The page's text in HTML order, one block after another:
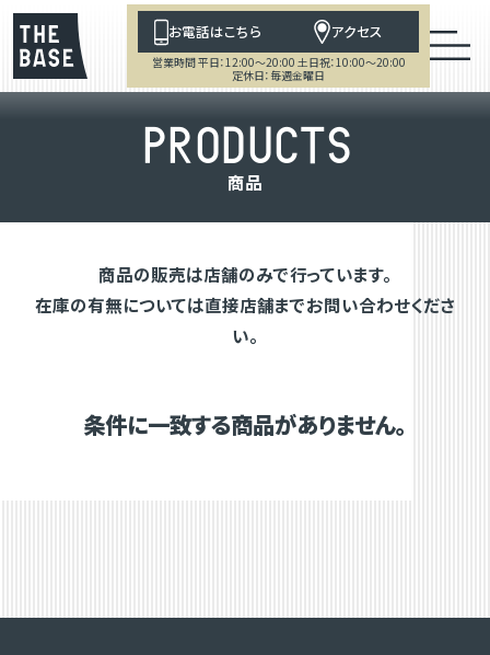
お電話はこちら アクセス
営業時間 平日：12:00～20:00 土日祝：10:00～20:00
定休日：毎週金曜日
PRODUCTS
商品
商品の販売は店舗のみで行っています。
在庫の有無については直接店舗までお問い合わせくださ
い。
条件に一致する商品がありません。